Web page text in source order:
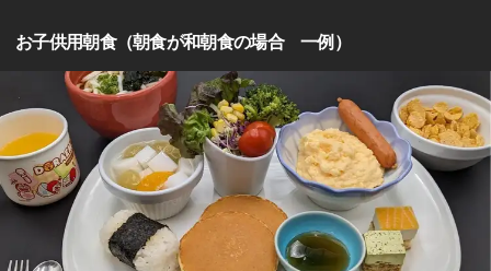
お子供用朝食（朝食が和朝食の場合 一例）